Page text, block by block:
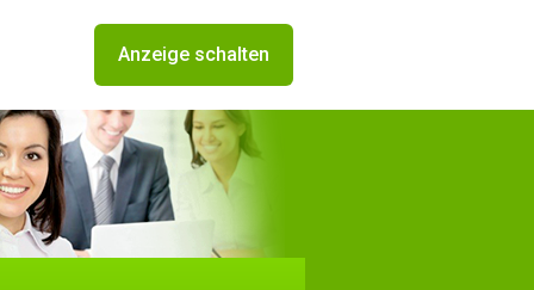
Anzeige schalten